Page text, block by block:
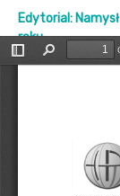
Edytorial:
roku